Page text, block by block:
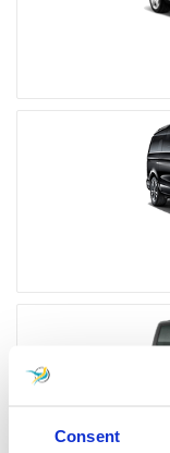
Consent